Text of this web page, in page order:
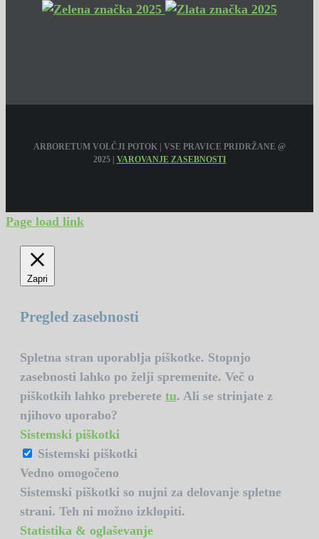
ARBORETUM VOLČJI POTOK | VSE PRAVICE PRIDRŽANE @
2025 | VAROVANJE ZASEBNOSTI
Page load link
Zapri
Pregled zasebnosti
Spletna stran uporablja piškotke. Stopnjo
zasebnosti lahko po želji spremenite. Več o
piškotkih lahko preberete tu. Ali se strinjate z
njihovo uporabo?
Sistemski piškotki
Sistemski piškotki
Vedno omogočeno
Sistemski piškotki so nujni za delovanje spletne
strani. Teh ni možno izklopiti.
Statistika & oglaševanje